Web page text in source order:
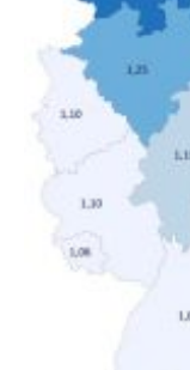
Menschen mit…